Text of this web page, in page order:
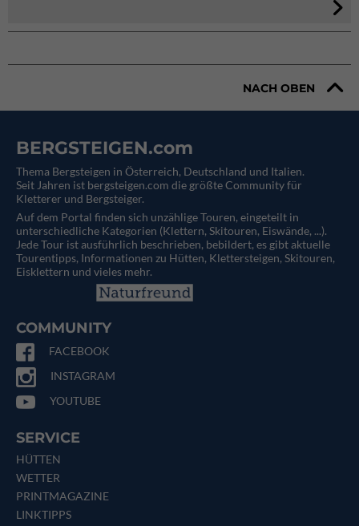
NACH OBEN
BERGSTEIGEN.com
Thema Bergsteigen in Österreich, Deutschland und Italien.
Seit Jahren ist bergsteigen.com die größte Community für
Kletterer und Bergsteiger.
Auf dem Portal finden sich unzählige Touren, eingeteilt in
unterschiedliche Kategorien (Klettern, Skitouren, Eiswände, ...).
Jede Tour ist ausführlich beschrieben, bebildert, es gibt aktuelle
Tourentipps, Informationen zu Hütten, Klettersteigen, Skitouren,
Eisklettern und vieles mehr.
COMMUNITY
FACEBOOK
INSTAGRAM
YOUTUBE
SERVICE
HÜTTEN
WETTER
PRINTMAGAZINE
LINKTIPPS